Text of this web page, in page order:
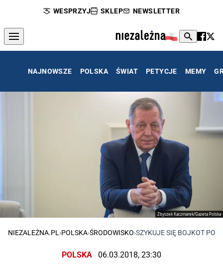
WESPRZYJ SKLEP NEWSLETTER
NAJNOWSZE POLSKA ŚWIAT PETYCJE MEMY
Zbyszek Kaczmarek/Gazeta Polska
NIEZALEŻNA.PL›POLSKA›ŚRODOWISKO›SZYKUJE SIĘ BOJKOT
POLSKA 06.03.2018, 23:30